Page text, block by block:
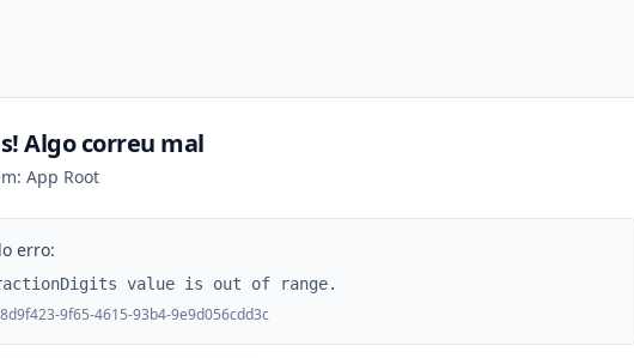
Algo correu mal
App Root
erro:
value is out of range.
9f65-4615-93b4-9e9d056cdd3c